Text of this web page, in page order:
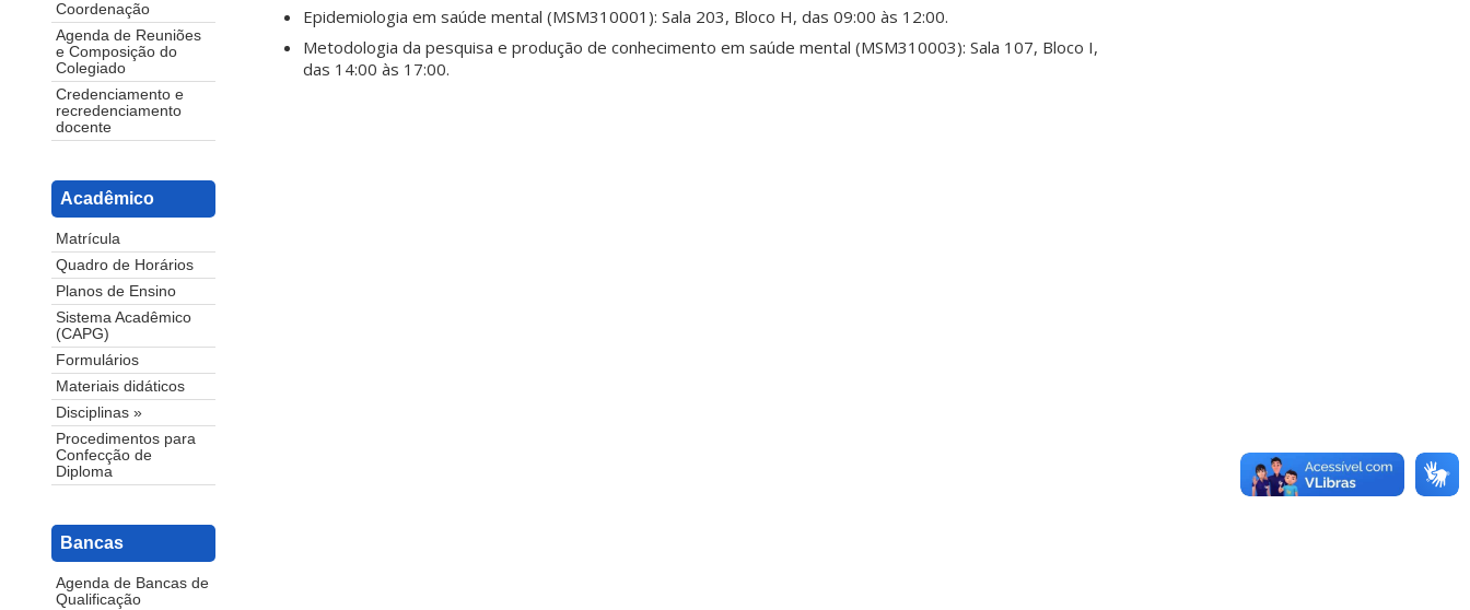
Coordenação
Agenda de Reuniões
e Composição do
Colegiado
Credenciamento e
recredenciamento
docente
Acadêmico
Matrícula
Quadro de Horários
Planos de Ensino
Sistema Acadêmico
(CAPG)
Formulários
Materiais didáticos
Disciplinas »
Procedimentos para
Confecção de
Diploma
Bancas
Agenda de Bancas de
Qualificação
Epidemiologia em saúde mental (MSM310001): Sala 203, Bloco H, das 09:00 às 12:00.
Metodologia da pesquisa e produção de conhecimento em saúde mental (MSM310003): Sala 107, Bloco I,
das 14:00 às 17:00.